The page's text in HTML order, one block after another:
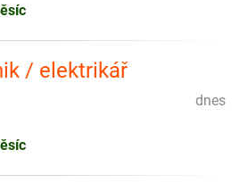
/ elektrikář
dnes